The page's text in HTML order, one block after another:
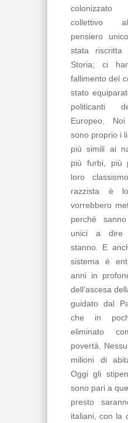
colonizzato
collettivo
pensiero
stata riscritta
Storia; ci
fallimento del
stato
politicanti
Europeo.
sono proprio i
più simili ai
più furbi, più
loro
razzista è
vorrebbero
perché
unici a dire
stanno. E
sistema è
anni in
dell’ascesa
guidato dal
che in
eliminato
povertà.
milioni di
Oggi gli
sono pari a
presto
italiani, con la